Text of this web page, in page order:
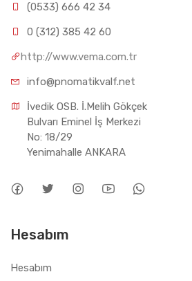
(0533) 666 42 34
0 (312) 385 42 60
http://www.vema.com.tr
info@pnomatikvalf.net
İvedik OSB. İ.Melih Gökçek
Bulvarı Eminel İş Merkezi
No: 18/29
Yenimahalle ANKARA
Hesabım
Hesabım